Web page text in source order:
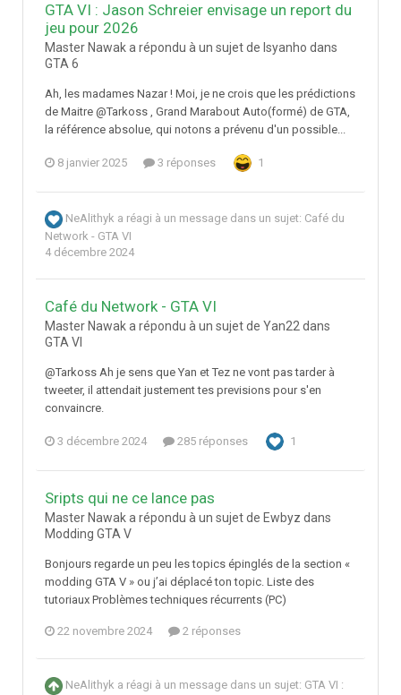
GTA VI : Jason Schreier envisage un report du
jeu pour 2026
Master Nawak a répondu à un sujet de Isyanho dans
GTA 6
Ah, les madames Nazar ! Moi, je ne crois que les prédictions
de Maitre @Tarkoss , Grand Marabout Auto(formé) de GTA,
la référence absolue, qui notons a prévenu d'un possible...
8 janvier 2025 3 réponses 1
NeAlithyk a réagi à un message dans un sujet: Café du
Network - GTA VI
4 décembre 2024
Café du Network - GTA VI
Master Nawak a répondu à un sujet de Yan22 dans
GTA VI
@Tarkoss Ah je sens que Yan et Tez ne vont pas tarder à
tweeter, il attendait justement tes previsions pour s'en
convaincre.
3 décembre 2024 285 réponses 1
Sripts qui ne ce lance pas
Master Nawak a répondu à un sujet de Ewbyz dans
Modding GTA V
Bonjours regarde un peu les topics épinglés de la section «
modding GTA V » ou j’ai déplacé ton topic. Liste des
tutoriaux Problèmes techniques récurrents (PC)
22 novembre 2024 2 réponses
NeAlithyk a réagi à un message dans un sujet: GTA VI :